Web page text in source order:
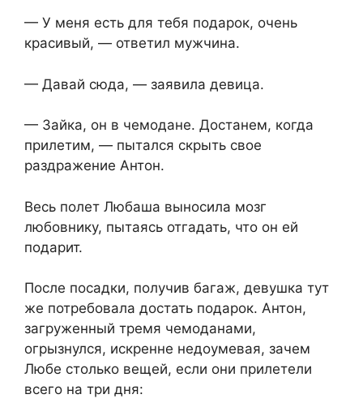
— У меня есть для тебя подарок, очень
красивый, — ответил мужчина.
— Давай сюда, — заявила девица.
— Зайка, он в чемодане. Достанем, когда
прилетим, — пытался скрыть свое
раздражение Антон.
Весь полет Любаша выносила мозг
любовнику, пытаясь отгадать, что он ей
подарит.
После посадки, получив багаж, девушка тут
же потребовала достать подарок. Антон,
загруженный тремя чемоданами,
огрызнулся, искренне недоумевая, зачем
Любе столько вещей, если они прилетели
всего на три дня: